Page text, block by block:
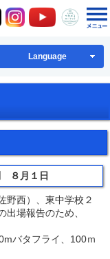
町Facebook
八千代町X八千代町Instagram
八千代町
八千
Language
８月１日
野西）、東中学校２
場報告のため、
バタフライ、100ｍ